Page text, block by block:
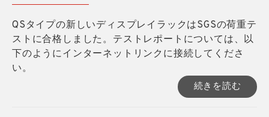
QSタイプの新しいディスプレイラックはSGSの荷重テ
ストに合格しました。テストレポートについては、以
下のようにインターネットリンクに接続してくださ
い。
続きを読む